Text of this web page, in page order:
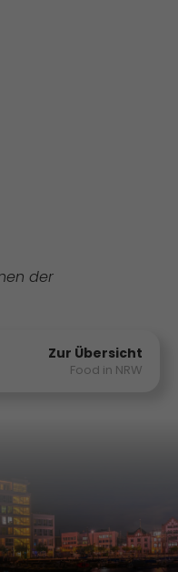
der
Zur Übersicht
Food in NRW